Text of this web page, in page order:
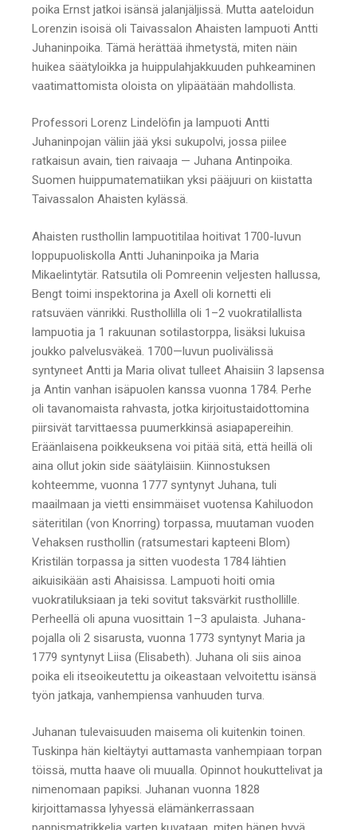
poika Ernst jatkoi isänsä jalanjäljissä. Mutta aateloidun
Lorenzin isoisä oli Taivassalon Ahaisten lampuoti Antti
Juhaninpoika. Tämä herättää ihmetystä, miten näin
huikea säätyloikka ja huippulahjakkuuden puhkeaminen
vaatimattomista oloista on ylipäätään mahdollista.
Professori Lorenz Lindelöfin ja lampuoti Antti
Juhaninpojan väliin jää yksi sukupolvi, jossa piilee
ratkaisun avain, tien raivaaja — Juhana Antinpoika.
Suomen huippumatematiikan yksi pääjuuri on kiistatta
Taivassalon Ahaisten kylässä.
Ahaisten rusthollin lampuotitilaa hoitivat 1700-luvun
loppupuoliskolla Antti Juhaninpoika ja Maria
Mikaelintytär. Ratsutila oli Pomreenin veljesten hallussa,
Bengt toimi inspektorina ja Axell oli kornetti eli
ratsuväen vänrikki. Rusthollilla oli 1–2 vuokratilallista
lampuotia ja 1 rakuunan sotilastorppa, lisäksi lukuisa
joukko palvelusväkeä. 1700—luvun puolivälissä
syntyneet Antti ja Maria olivat tulleet Ahaisiin 3 lapsensa
ja Antin vanhan isäpuolen kanssa vuonna 1784. Perhe
oli tavanomaista rahvasta, jotka kirjoitustaidottomina
piirsivät tarvittaessa puumerkkinsä asiapapereihin.
Eräänlaisena poikkeuksena voi pitää sitä, että heillä oli
aina ollut jokin side säätyläisiin. Kiinnostuksen
kohteemme, vuonna 1777 syntynyt Juhana, tuli
maailmaan ja vietti ensimmäiset vuotensa Kahiluodon
säteritilan (von Knorring) torpassa, muutaman vuoden
Vehaksen rusthollin (ratsumestari kapteeni Blom)
Kristilän torpassa ja sitten vuodesta 1784 lähtien
aikuisikään asti Ahaisissa. Lampuoti hoiti omia
vuokratiluksiaan ja teki sovitut taksvärkit rusthollille.
Perheellä oli apuna vuosittain 1–3 apulaista. Juhana-
pojalla oli 2 sisarusta, vuonna 1773 syntynyt Maria ja
1779 syntynyt Liisa (Elisabeth). Juhana oli siis ainoa
poika eli itseoikeutettu ja oikeastaan velvoitettu isänsä
työn jatkaja, vanhempiensa vanhuuden turva.
Juhanan tulevaisuuden maisema oli kuitenkin toinen.
Tuskinpa hän kieltäytyi auttamasta vanhempiaan torpan
töissä, mutta haave oli muualla. Opinnot houkuttelivat ja
nimenomaan papiksi. Juhanan vuonna 1828
kirjoittamassa lyhyessä elämänkerrassaan